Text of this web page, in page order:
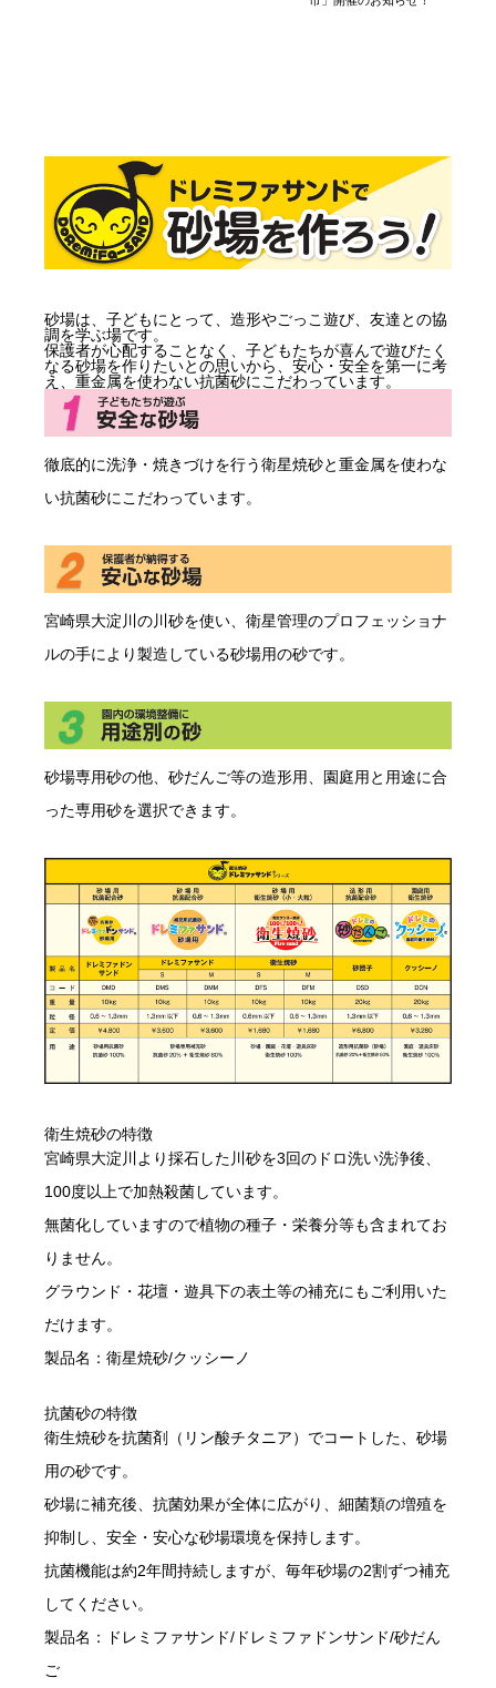
砂場は、子どもにとって、造形やごっこ遊び、友達との協
調を学ぶ場です。
保護者が心配することなく、子どもたちが喜んで遊びたく
なる砂場を作りたいとの思いから、安心・安全を第一に考
え、重金属を使わない抗菌砂にこだわっています。
徹底的に洗浄・焼きづけを行う衛星焼砂と重金属を使わな
い抗菌砂にこだわっています。
宮崎県大淀川の川砂を使い、衛星管理のプロフェッショナ
ルの手により製造している砂場用の砂です。
砂場専用砂の他、砂だんご等の造形用、園庭用と用途に合
った専用砂を選択できます。
衛生焼砂の特徴
宮崎県大淀川より採石した川砂を3回のドロ洗い洗浄後、
100度以上で加熱殺菌しています。
無菌化していますので植物の種子・栄養分等も含まれてお
りません。
グラウンド・花壇・遊具下の表土等の補充にもご利用いた
だけます。
製品名：衛星焼砂/クッシーノ
抗菌砂の特徴
衛生焼砂を抗菌剤（リン酸チタニア）でコートした、砂場
用の砂です。
砂場に補充後、抗菌効果が全体に広がり、細菌類の増殖を
抑制し、安全・安心な砂場環境を保持します。
抗菌機能は約2年間持続しますが、毎年砂場の2割ずつ補充
してください。
製品名：ドレミファサンド/ドレミファドンサンド/砂だん
ご